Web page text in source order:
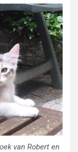
van Robert en